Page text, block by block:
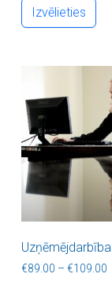
Izvēlieties
Uzņēmējdarbība
€89.00 – €109.00